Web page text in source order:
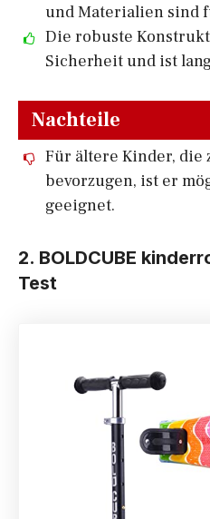
und Materialien sind
Die robuste
Sicherheit und ist
Nachteile
Für ältere Kinder, die
bevorzugen, ist er
geeignet.
2. BOLDCUBE
Test